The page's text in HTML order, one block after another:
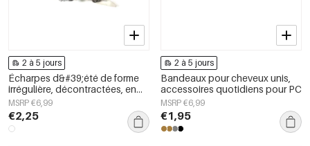
2 à 5 jours
Écharpes d&#39;été de forme
irrégulière, décontractées, en
polyester, accessoires du
quotidien
MSRP €6,99
€2,25
2 à 5 jours
Bandeaux pour cheveux unis,
accessoires quotidiens pour PC
MSRP €6,99
€1,95